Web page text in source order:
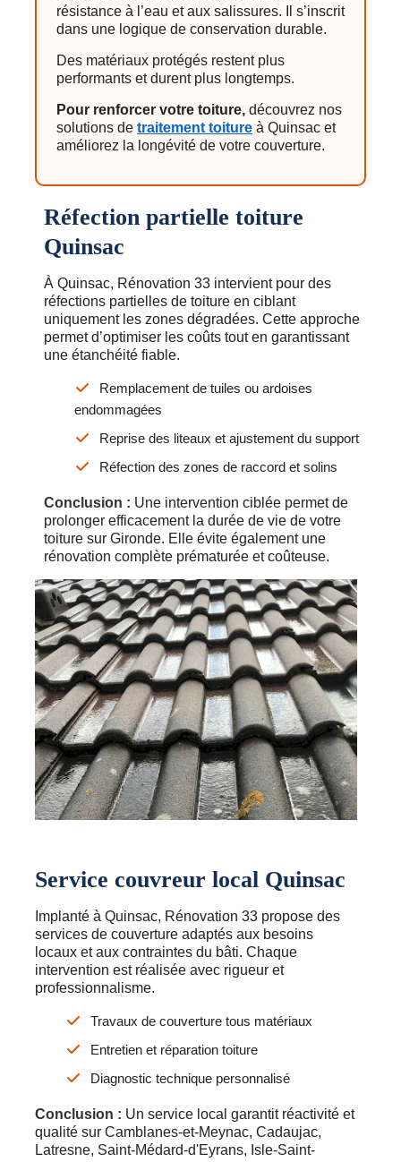
résistance à l’eau et aux salissures. Il s’inscrit
dans une logique de conservation durable.
Des matériaux protégés restent plus
performants et durent plus longtemps.
Pour renforcer votre toiture, découvrez nos
solutions de traitement toiture à Quinsac et
améliorez la longévité de votre couverture.
Réfection partielle toiture
Quinsac
À Quinsac, Rénovation 33 intervient pour des
réfections partielles de toiture en ciblant
uniquement les zones dégradées. Cette approche
permet d’optimiser les coûts tout en garantissant
une étanchéité fiable.
Remplacement de tuiles ou ardoises
endommagées
Reprise des liteaux et ajustement du support
Réfection des zones de raccord et solins
Conclusion : Une intervention ciblée permet de
prolonger efficacement la durée de vie de votre
toiture sur Gironde. Elle évite également une
rénovation complète prématurée et coûteuse.
Service couvreur local Quinsac
Implanté à Quinsac, Rénovation 33 propose des
services de couverture adaptés aux besoins
locaux et aux contraintes du bâti. Chaque
intervention est réalisée avec rigueur et
professionnalisme.
Travaux de couverture tous matériaux
Entretien et réparation toiture
Diagnostic technique personnalisé
Conclusion : Un service local garantit réactivité et
qualité sur Camblanes-et-Meynac, Cadaujac,
Latresne, Saint-Médard-d'Eyrans, Isle-Saint-